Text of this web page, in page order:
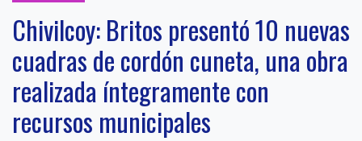
Chivilcoy: Britos presentó 10 nuevas
cuadras de cordón cuneta, una obra
realizada íntegramente con
recursos municipales